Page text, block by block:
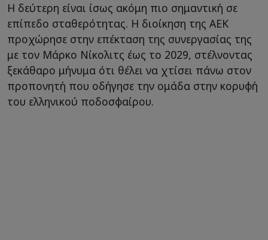
Η δεύτερη είναι ίσως ακόμη πιο σημαντική σε
επίπεδο σταθερότητας. Η διοίκηση της ΑΕΚ
προχώρησε στην επέκταση της συνεργασίας της
με τον Μάρκο Νίκολιτς έως το 2029, στέλνοντας
ξεκάθαρο μήνυμα ότι θέλει να χτίσει πάνω στον
προπονητή που οδήγησε την ομάδα στην κορυφή
του ελληνικού ποδοσφαίρου.